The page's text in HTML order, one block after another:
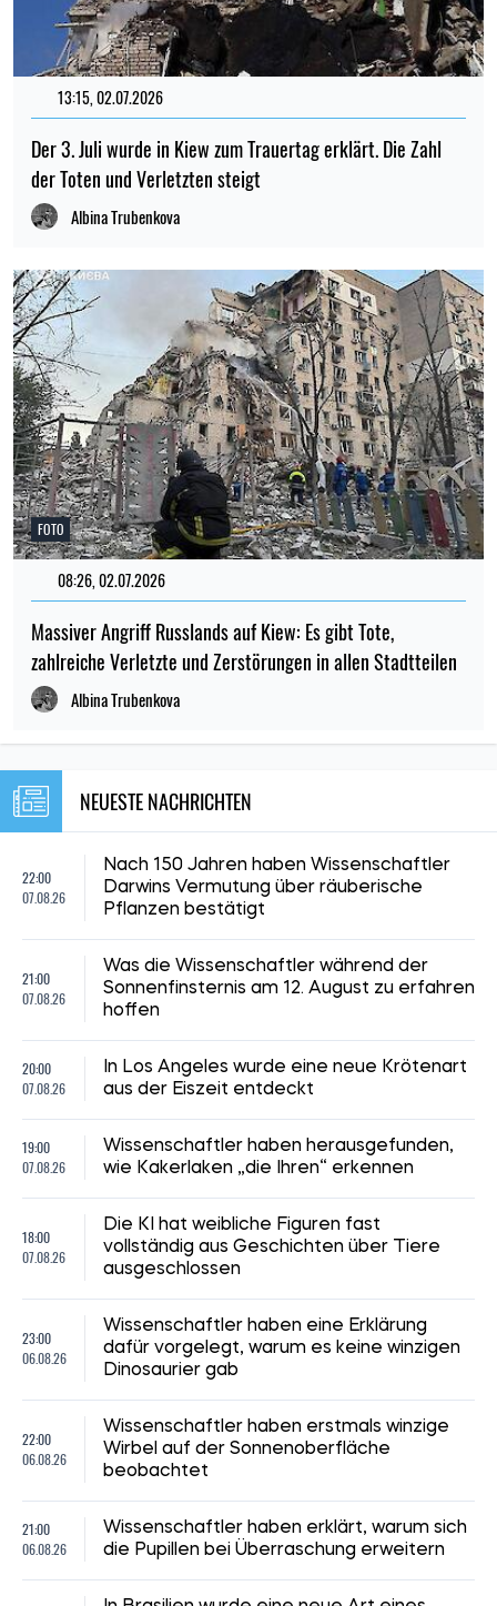
13:15, 02.07.2026
Der 3. Juli wurde in Kiew zum Trauertag erklärt. Die Zahl
der Toten und Verletzten steigt
Albina Trubenkova
FOTO
08:26, 02.07.2026
Massiver Angriff Russlands auf Kiew: Es gibt Tote,
zahlreiche Verletzte und Zerstörungen in allen Stadtteilen
Albina Trubenkova
NEUESTE NACHRICHTEN
22:00
07.08.26
Nach 150 Jahren haben Wissenschaftler
Darwins Vermutung über räuberische
Pflanzen bestätigt
21:00
07.08.26
Was die Wissenschaftler während der
Sonnenfinsternis am 12. August zu erfahren
hoffen
20:00
07.08.26
In Los Angeles wurde eine neue Krötenart
aus der Eiszeit entdeckt
19:00
07.08.26
Wissenschaftler haben herausgefunden,
wie Kakerlaken „die Ihren“ erkennen
18:00
07.08.26
Die KI hat weibliche Figuren fast
vollständig aus Geschichten über Tiere
ausgeschlossen
23:00
06.08.26
Wissenschaftler haben eine Erklärung
dafür vorgelegt, warum es keine winzigen
Dinosaurier gab
22:00
06.08.26
Wissenschaftler haben erstmals winzige
Wirbel auf der Sonnenoberfläche
beobachtet
21:00
06.08.26
Wissenschaftler haben erklärt, warum sich
die Pupillen bei Überraschung erweitern